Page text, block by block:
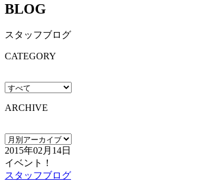
BLOG
スタッフブログ
CATEGORY
ARCHIVE
2015年02月14日
イベント！
スタッフブログ